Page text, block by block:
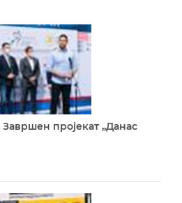
пројекат „Данас